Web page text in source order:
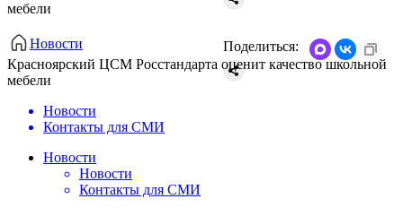
мебели
Новости
Красноярский ЦСМ Росстандарта оценит качество школьной
мебели
Поделиться:
Новости
Контакты для СМИ
Новости
Новости
Контакты для СМИ